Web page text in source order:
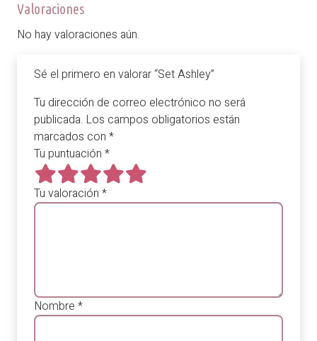
Valoraciones
No hay valoraciones aún.
Sé el primero en valorar “Set Ashley”
Tu dirección de correo electrónico no será
publicada. Los campos obligatorios están
marcados con *
Tu puntuación *
Tu valoración *
Nombre *